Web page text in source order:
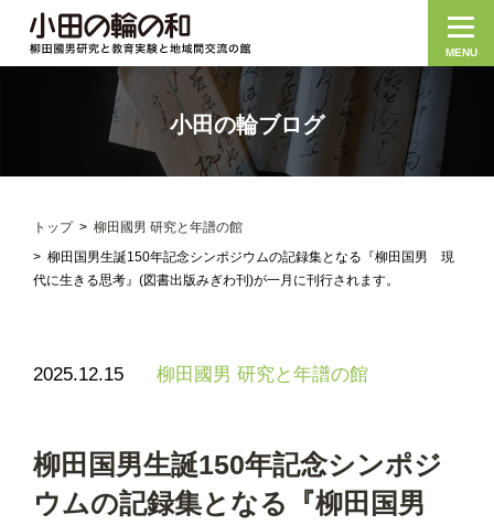
MENU
小田の輪ブログ
トップ
柳田國男 研究と年譜の館
柳田国男生誕150年記念シンポジウムの記録集となる『柳田国男 現
代に生きる思考』(図書出版みぎわ刊)が一月に刊行されます。
2025.12.15 柳田國男 研究と年譜の館
柳田国男生誕150年記念シンポジ
ウムの記録集となる『柳田国男